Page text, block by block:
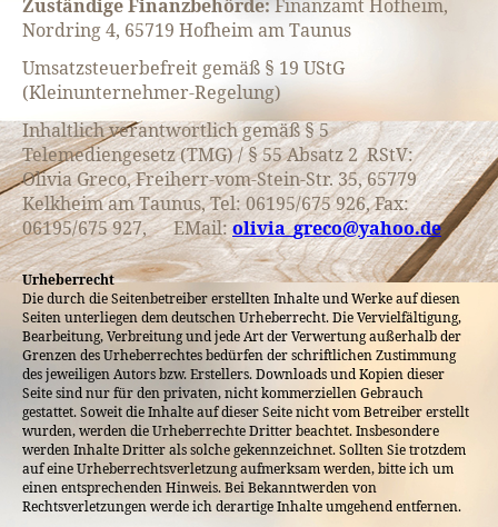
Zuständige Finanzbehörde: Finanzamt Hofheim,
Nordring 4, 65719 Hofheim am Taunus
Umsatzsteuerbefreit gemäß § 19 UStG
(Kleinunternehmer-Regelung)
Inhaltlich verantwortlich gemäß § 5
Telemediengesetz (TMG) / § 55 Absatz 2 RStV:
Olivia Greco, Freiherr-vom-Stein-Str. 35, 65779
Kelkheim am Taunus, Tel: 06195/675 926, Fax:
06195/675 927, EMail: olivia_greco@yahoo.de
Urheberrecht
Die durch die Seitenbetreiber erstellten Inhalte und Werke auf diesen
Seiten unterliegen dem deutschen Urheberrecht. Die Vervielfältigung,
Bearbeitung, Verbreitung und jede Art der Verwertung außerhalb der
Grenzen des Urheberrechtes bedürfen der schriftlichen Zustimmung
des jeweiligen Autors bzw. Erstellers. Downloads und Kopien dieser
Seite sind nur für den privaten, nicht kommerziellen Gebrauch
gestattet. Soweit die Inhalte auf dieser Seite nicht vom Betreiber erstellt
wurden, werden die Urheberrechte Dritter beachtet. Insbesondere
werden Inhalte Dritter als solche gekennzeichnet. Sollten Sie trotzdem
auf eine Urheberrechtsverletzung aufmerksam werden, bitte ich um
einen entsprechenden Hinweis. Bei Bekanntwerden von
Rechtsverletzungen werde ich derartige Inhalte umgehend entfernen.